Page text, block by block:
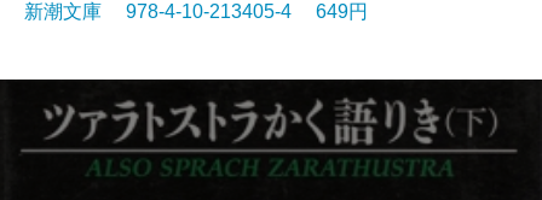
新潮文庫 978-4-10-213405-4 649円